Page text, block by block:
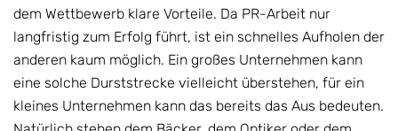
dem Wettbewerb klare Vorteile. Da PR-Arbeit nur
langfristig zum Erfolg führt, ist ein schnelles Aufholen der
anderen kaum möglich. Ein großes Unternehmen kann
eine solche Durststrecke vielleicht überstehen, für ein
kleines Unternehmen kann das bereits das Aus bedeuten.